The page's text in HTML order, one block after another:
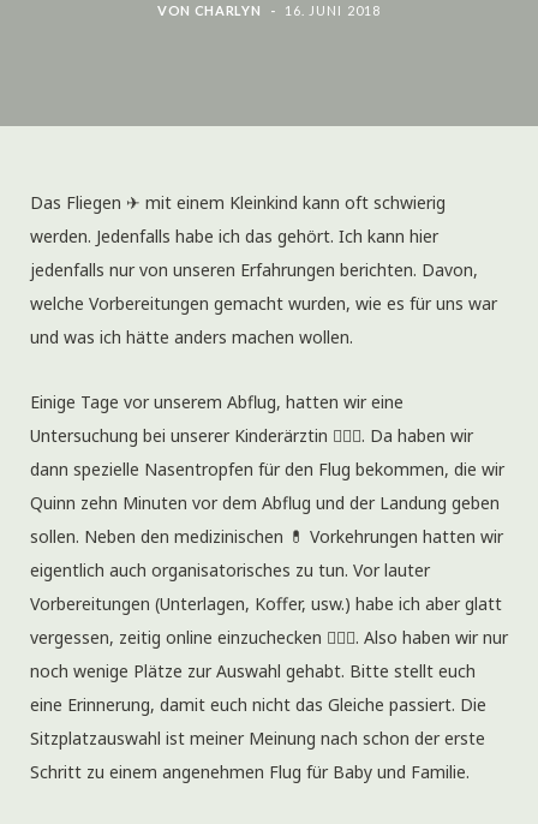
VON CHARLYN 16. JUNI 2018
Das Fliegen ✈ mit einem Kleinkind kann oft schwierig
werden. Jedenfalls habe ich das gehört. Ich kann hier
jedenfalls nur von unseren Erfahrungen berichten. Davon,
welche Vorbereitungen gemacht wurden, wie es für uns war
und was ich hätte anders machen wollen.
Einige Tage vor unserem Abflug, hatten wir eine
Untersuchung bei unserer Kinderärztin 👩🏻‍⚕️. Da haben wir
dann spezielle Nasentropfen für den Flug bekommen, die wir
Quinn zehn Minuten vor dem Abflug und der Landung geben
sollen. Neben den medizinischen 💊 Vorkehrungen hatten wir
eigentlich auch organisatorisches zu tun. Vor lauter
Vorbereitungen (Unterlagen, Koffer, usw.) habe ich aber glatt
vergessen, zeitig online einzuchecken 🤦🏻‍♀️. Also haben wir nur
noch wenige Plätze zur Auswahl gehabt. Bitte stellt euch
eine Erinnerung, damit euch nicht das Gleiche passiert. Die
Sitzplatzauswahl ist meiner Meinung nach schon der erste
Schritt zu einem angenehmen Flug für Baby und Familie.